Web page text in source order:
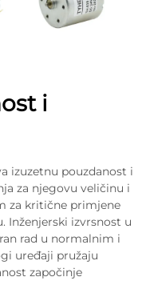
i
izuzetnu pouzdanost i
za njegovu veličinu i
za kritične primjene
Inženjerski izvrsnost u
rad u normalnim i
uređaji pružaju
započinje